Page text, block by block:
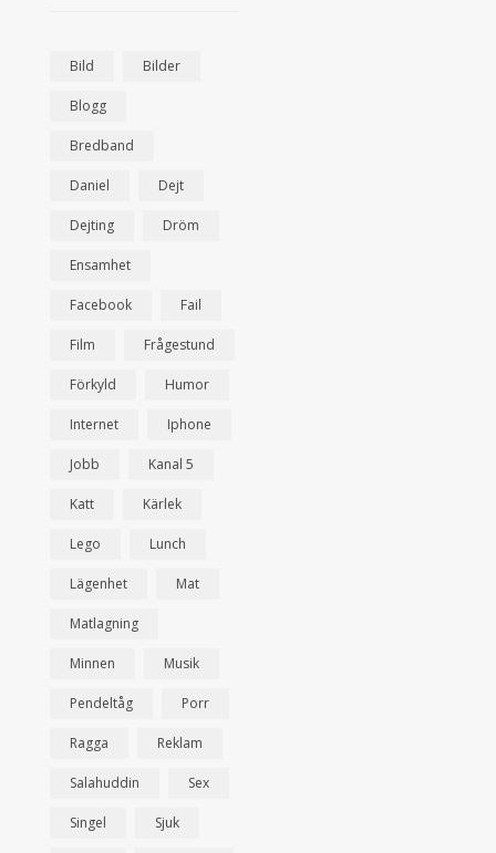
Bild Bilder
Blogg
Bredband
Daniel Dejt
Dejting Dröm
Ensamhet
Facebook Fail
Film Frågestund
Förkyld Humor
Internet Iphone
Jobb Kanal 5
Katt Kärlek
Lego Lunch
Lägenhet Mat
Matlagning
Minnen Musik
Pendeltåg Porr
Ragga Reklam
Salahuddin Sex
Singel Sjuk